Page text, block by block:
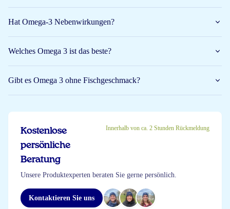
Hat Omega-3 Nebenwirkungen?
Welches Omega 3 ist das beste?
Gibt es Omega 3 ohne Fischgeschmack?
Kostenlose
persönliche
Beratung
Innerhalb von ca. 2 Stunden Rückmeldung
Unsere Produktexperten beraten Sie gerne persönlich.
Kontaktieren Sie uns